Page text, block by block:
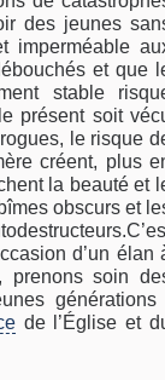
des jeunes
imperméable
et que
stable
présent soit
le risque
créent, plus
la beauté et
obscurs et
d’un élan
prenons soin
générations
de l’Église et